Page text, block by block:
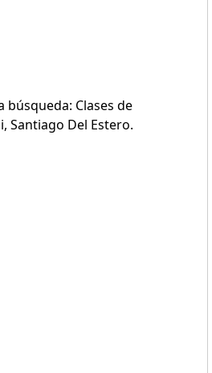
búsqueda: Clases de
Santiago Del Estero.